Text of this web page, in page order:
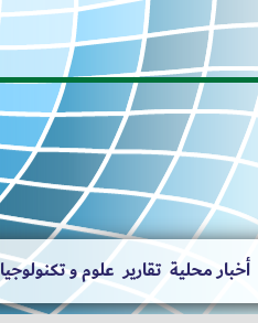
أخبار محلية تقارير علوم و تكنولوجيا